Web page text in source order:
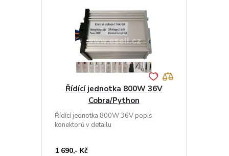
Řídící jednotka 800W 36V
Cobra/Python
Řídící jednotka 800W 36V popis
konektorů v detailu
1 690,- Kč